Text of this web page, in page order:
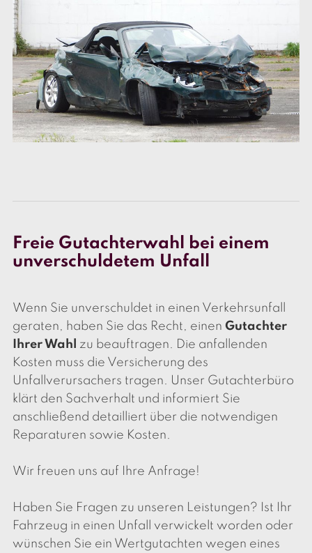
Freie Gutachterwahl bei einem
unverschuldetem Unfall
Wenn Sie unverschuldet in einen Verkehrsunfall
geraten, haben Sie das Recht, einen Gutachter
Ihrer Wahl
zu beauftragen. Die anfallenden
Kosten muss die Versicherung des
Unfallverursachers tragen. Unser Gutachterbüro
klärt den Sachverhalt und informiert Sie
anschließend detailliert über die notwendigen
Reparaturen sowie Kosten.
Wir freuen uns auf Ihre Anfrage!
Haben Sie Fragen zu unseren Leistungen? Ist Ihr
Fahrzeug in einen Unfall verwickelt worden oder
wünschen Sie ein Wertgutachten wegen eines